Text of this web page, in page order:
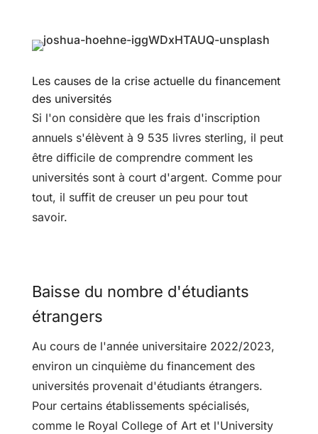
Les causes de la crise actuelle du financement
des universités
Si l'on considère que les frais d'inscription
annuels s'élèvent à 9 535 livres sterling, il peut
être difficile de comprendre comment les
universités sont à court d'argent. Comme pour
tout, il suffit de creuser un peu pour tout
savoir.
Baisse du nombre d'étudiants
étrangers
Au cours de l'année universitaire 2022/2023,
environ un cinquième du financement des
universités provenait d'étudiants étrangers.
Pour certains établissements spécialisés,
comme le Royal College of Art et l'University